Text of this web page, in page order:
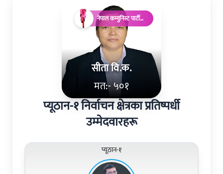
सीता वि.क.
मत:- ५०१
नेपाल कम्युनिस्ट पार्टी
(माओवादी)
प्यूठान-१ निर्वाचन क्षेत्रका प्रतिष्पर्धी
उम्मेदवारहरू
प्यूठान-१